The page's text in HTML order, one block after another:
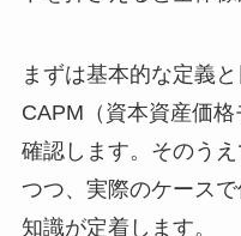
まずは基本的な定義
CAPM（資本資産価
確認します。そのう
つつ、実際のケース
知識が定着します。